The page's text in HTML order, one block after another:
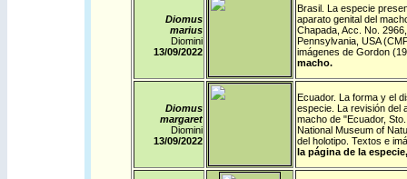
Diomus
marius
Diomini
13/09/2022
Brasil. La especie
aparato genital del
Chapada, Acc. No.
Pennsylvania, USA
imágenes de Gordon
macho.
Diomus
margaret
Diomini
13/09/2022
Ecuador. La forma y el
especie. La revisión del
macho de "Ecuador,
National Museum of
del holotipo. Textos e
la página de la